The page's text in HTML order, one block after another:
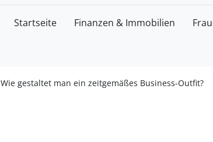
Startseite Finanzen & Immobilien
Wie gestaltet man ein zeitgemäßes Business-Outfit?